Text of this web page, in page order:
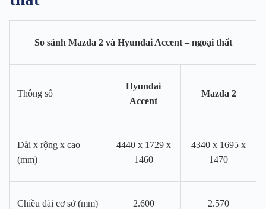
So sánh Mazda 2 và Hyundai Accent – ngoại thất
Thông số
Hyundai
Accent
Mazda 2
Dài x rộng x cao
(mm)
4440 x 1729 x
1460
4340 x 1695 x
1470
Chiều dài cơ sở (mm) 2.600 2.570